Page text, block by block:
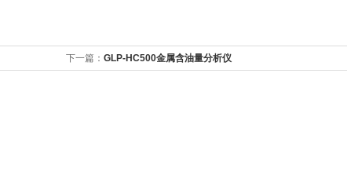
下一篇： GLP-HC500金属含油量分析仪